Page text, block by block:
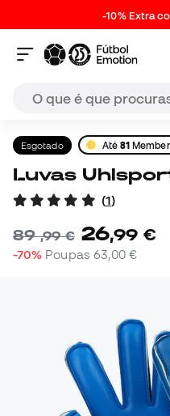
-10% Extra
Esgotado Até 81
Luvas
(1)
89,99 € 26,99 €
-70% Poupas 63,00 €